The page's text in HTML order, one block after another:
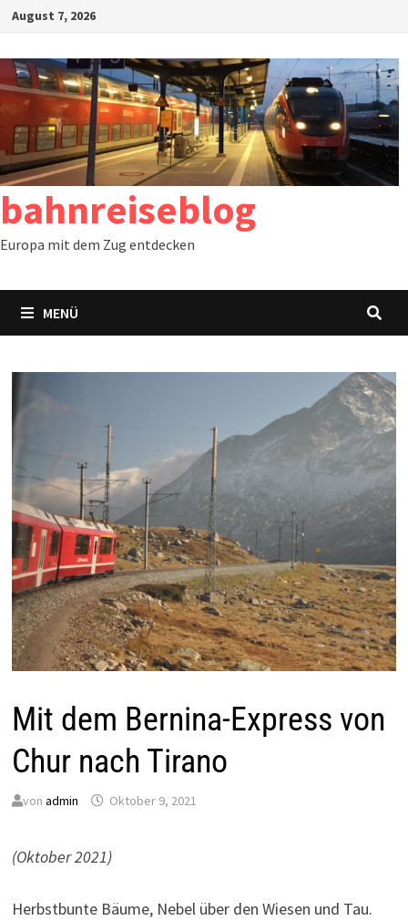
Zum
springen
August 7, 2026
bahnreiseblog
Europa mit dem Zug entdecken
MENÜ
Mit dem Bernina-Express von
Chur nach Tirano
von admin Oktober 9, 2021
(Oktober 2021)
Herbstbunte Bäume, Nebel über den Wiesen und Tau.